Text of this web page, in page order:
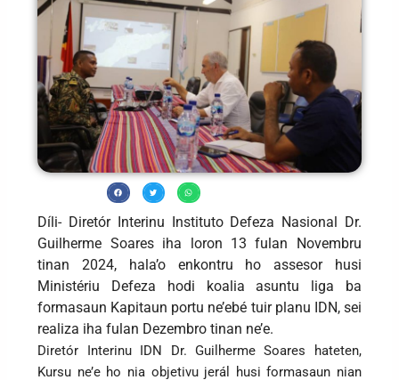
Díli- Diretór Interinu Instituto Defeza Nasional Dr.
Guilherme Soares iha loron 13 fulan Novembru
tinan 2024, hala’o enkontru ho assesor husi
Ministériu Defeza hodi koalia asuntu liga ba
formasaun Kapitaun portu ne’ebé tuir planu IDN, sei
realiza iha fulan Dezembro tinan ne’e.
Diretór Interinu IDN Dr. Guilherme Soares hateten,
Kursu ne’e ho nia objetivu jerál husi formasaun nian